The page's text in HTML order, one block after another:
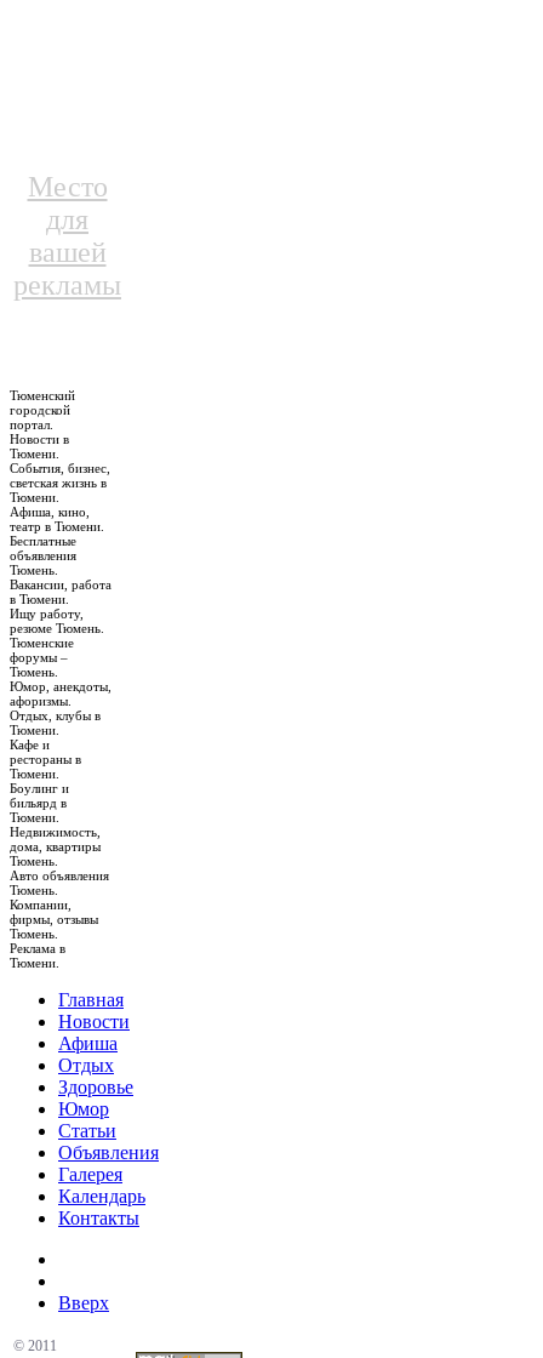
Место
для
вашей
рекламы
Тюменский
городской
портал.
Новости в
Тюмени.
События, бизнес,
светская жизнь в
Тюмени.
Афиша, кино,
театр в Тюмени.
Бесплатные
объявления
Тюмень.
Вакансии, работа
в Тюмени.
Ищу работу,
резюме Тюмень.
Тюменские
форумы –
Тюмень.
Юмор, анекдоты,
афоризмы.
Отдых, клубы в
Тюмени.
Кафе и
рестораны в
Тюмени.
Боулинг и
бильярд в
Тюмени.
Недвижимость,
дома, квартиры
Тюмень.
Авто объявления
Тюмень.
Компании,
фирмы, отзывы
Тюмень.
Реклама в
Тюмени.
Главная
Новости
Афиша
Отдых
Здоровье
Юмор
Статьи
Объявления
Галерея
Календарь
Контакты
Вверх
© 2011